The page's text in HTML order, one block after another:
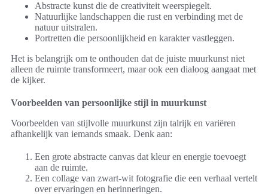
Abstracte kunst die de creativiteit weerspiegelt.
Natuurlijke landschappen die rust en verbinding met de
natuur uitstralen.
Portretten die persoonlijkheid en karakter vastleggen.
Het is belangrijk om te onthouden dat de juiste muurkunst niet
alleen de ruimte transformeert, maar ook een dialoog aangaat met
de kijker.
Voorbeelden van persoonlijke stijl in muurkunst
Voorbeelden van stijlvolle muurkunst zijn talrijk en variëren
afhankelijk van iemands smaak. Denk aan:
Een grote abstracte canvas dat kleur en energie toevoegt
aan de ruimte.
Een collage van zwart-wit fotografie die een verhaal vertelt
over ervaringen en herinneringen.